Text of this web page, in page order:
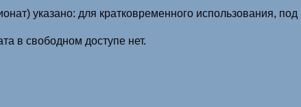
указано: для кратковременного использования,
в свободном доступе нет.